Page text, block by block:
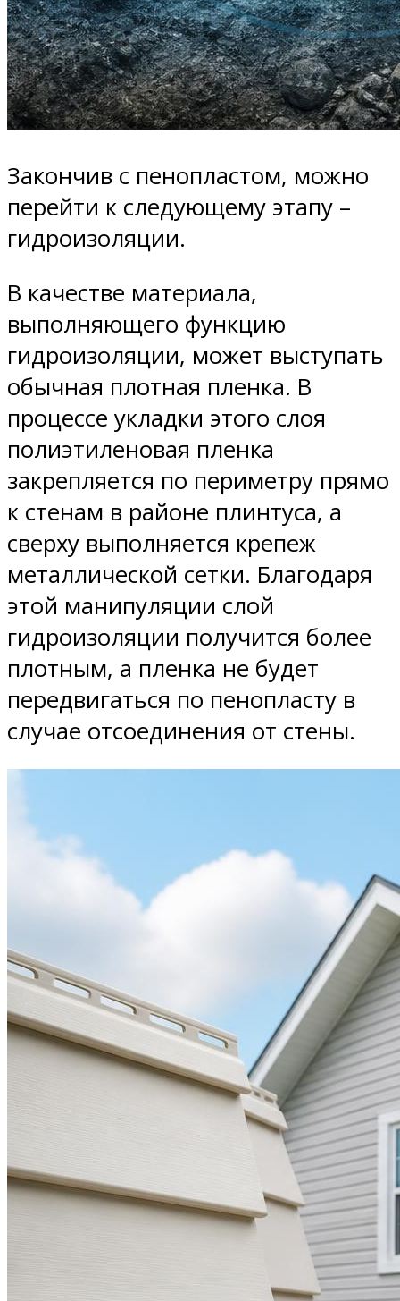
Закончив с пенопластом, можно
перейти к следующему этапу –
гидроизоляции.
В качестве материала,
выполняющего функцию
гидроизоляции, может выступать
обычная плотная пленка. В
процессе укладки этого слоя
полиэтиленовая пленка
закрепляется по периметру прямо
к стенам в районе плинтуса, а
сверху выполняется крепеж
металлической сетки. Благодаря
этой манипуляции слой
гидроизоляции получится более
плотным, а пленка не будет
передвигаться по пенопласту в
случае отсоединения от стены.